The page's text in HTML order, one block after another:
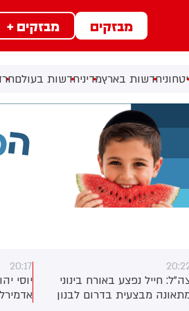
מבזקים מבזקים +
חדשות בארץמדיניחדשות בעולם
חייל נפצע באורח בינוני
מבצעית בדרום לבנון
20:17
יוסי